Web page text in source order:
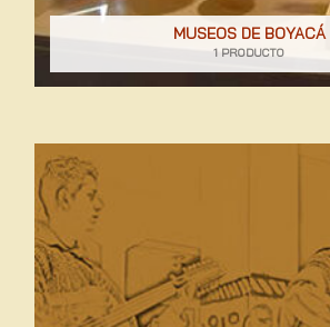
MUSEOS DE BOYACÁ
1 PRODUCTO